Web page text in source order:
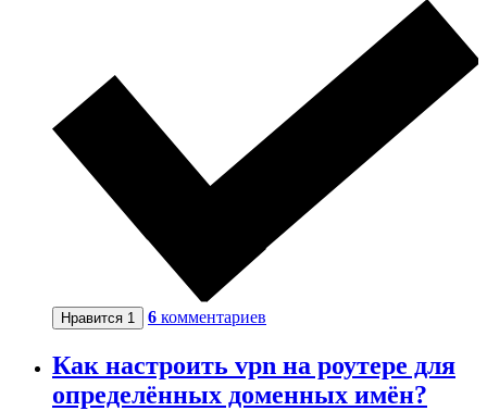
Нравится 1 6 комментариев
Как настроить vpn на роутере для
определённых доменных имён?